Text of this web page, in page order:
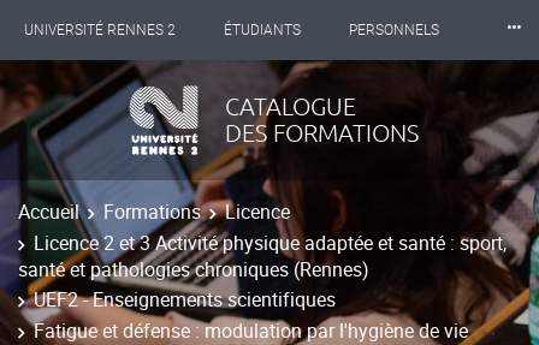
UNIVERSITÉ RENNES 2 ÉTUDIANTS PERSONNELS
INTERNATIONAL PROFESSIONNELS
LES NOUVELLES DE RENNES 2
⸱⸱⸱
CATALOGUE
DES FORMATIONS
Accueil Formations
Licence
Licence 2 et 3 Activité physique adaptée et santé : sport,
santé et pathologies chroniques (Rennes)
UEF2 - Enseignements scientifiques
Fatigue et défense : modulation par l'hygiène de vie